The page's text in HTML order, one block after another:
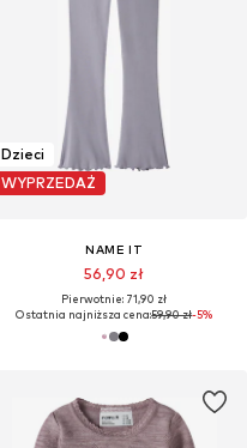
Dzieci
WYPRZEDAŻ
NAME IT
56,90 zł
Pierwotnie: 71,90 zł
Ostatnia najniższa cena:59,90 zł-5%